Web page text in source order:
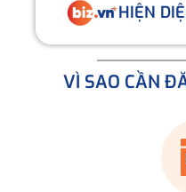
HIỆN
VÌ SAO CẦN